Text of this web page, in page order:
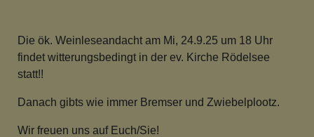
Die ök. Weinleseandacht am Mi, 24.9.25 um 18 Uhr
findet witterungsbedingt in der ev. Kirche Rödelsee
statt!!
Danach gibts wie immer Bremser und Zwiebelplootz.
Wir freuen uns auf Euch/Sie!